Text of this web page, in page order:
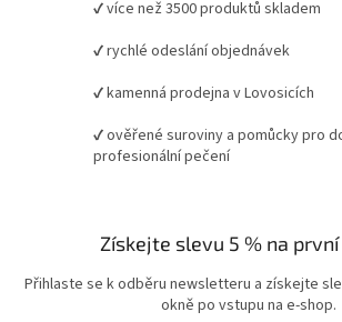
✔ více než 3500 produktů skladem
✔ rychlé odeslání objednávek
✔ kamenná prodejna v Lovosicích
✔ ověřené suroviny a pomůcky pro
profesionální pečení
Získejte slevu 5 % na
Přihlaste se k odběru newsletteru a získejte
okně po vstupu na e-shop.